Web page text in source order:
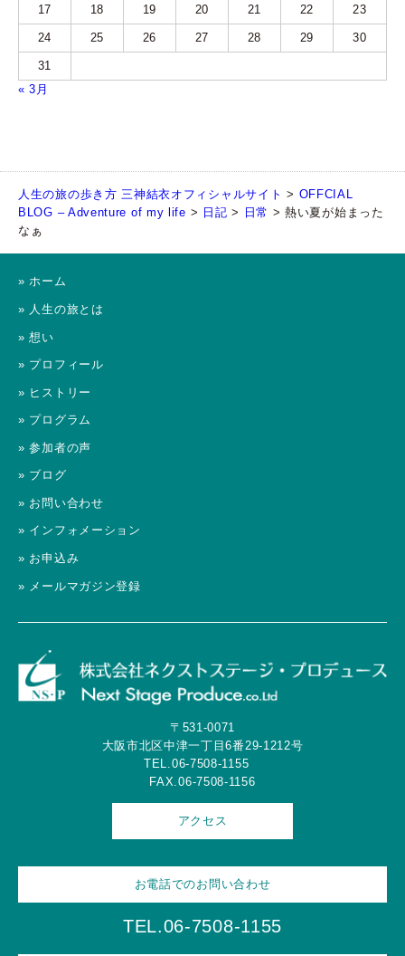
17 18 19 20 21 22 23
24 25 26 27 28 29 30
31
« 3月
人生の旅の歩き方 三神結衣オフィシャルサイト > OFFCIAL
BLOG – Adventure of my life > 日記 > 日常 >熱い夏が始まった
なぁ
» ホーム
» 人生の旅とは
» 想い
» プロフィール
» ヒストリー
» プログラム
» 参加者の声
» ブログ
» お問い合わせ
» インフォメーション
» お申込み
» メールマガジン登録
〒531-0071
大阪市北区中津一丁目6番29-1212号
TEL.06-7508-1155
FAX.06-7508-1156
アクセス
お電話でのお問い合わせ
TEL.06-7508-1155